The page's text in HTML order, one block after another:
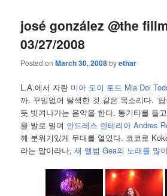
josé gonzález @the
03/27/2008
Posted onMarch 30, 2008byethar
L.A.에서 자란 미아 도이 토드 Mia Doi
까. 꾸밈없어 탈색한 것 같은 목소리다. ‘
듯 빗겨나가는 음악을 한다. 통기타를 들
을 발로 밀며 안드레스 렌테리아 Andres
께 분위기있게 무대를 열었다. 코코로
라는 말이라나,새 앨범 Gea의 노래를 많이